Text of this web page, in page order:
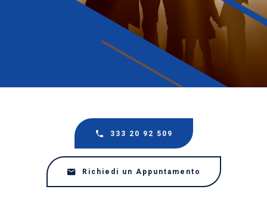
333 20 92 509
Richiedi un Appuntamento